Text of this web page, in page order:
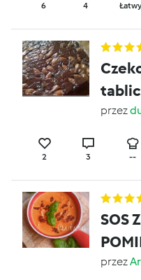
6 4
przez
2 3 --
SOS
przez